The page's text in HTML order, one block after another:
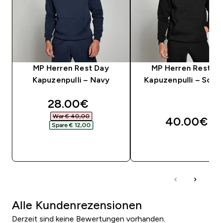
MP Herren Rest Day
Kapuzenpulli – Navy
discounted price
28.00€‎
War € 40,00‎
Spare € 12,00‎
MP Herren Rest
Kapuzenpulli –
40.00€‎
Alle Kundenrezensionen
Derzeit sind keine Bewertungen vorhanden.